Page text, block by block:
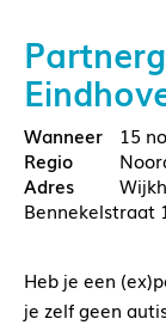
15
Bennekelstraat
Heb je een
je zelf geen